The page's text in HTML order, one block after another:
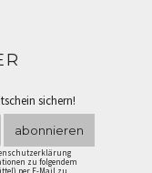
sichern!
abonnieren
zu folgendem
per E-Mail zu.